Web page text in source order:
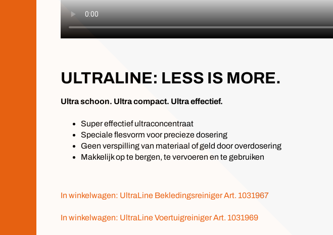
ULTRALINE: LESS IS MORE.
Ultra schoon. Ultra compact. Ultra effectief.
Super effectief ultraconcentraat
Speciale flesvorm voor precieze dosering
Geen verspilling van materiaal of geld door overdosering
Makkelijk op te bergen, te vervoeren en te gebruiken
In winkelwagen: UltraLine Bekledingsreiniger Art. 1031967
In winkelwagen: UltraLine Voertuigreiniger Art. 1031969